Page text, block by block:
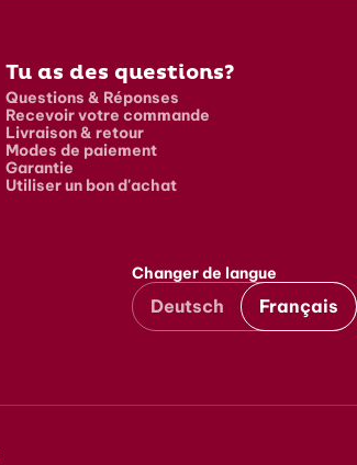
Tu as des questions?
Questions & Réponses
Recevoir votre commande
Livraison & retour
Modes de paiement
Garantie
Utiliser un bon d'achat
Changer de langue
Deutsch Français